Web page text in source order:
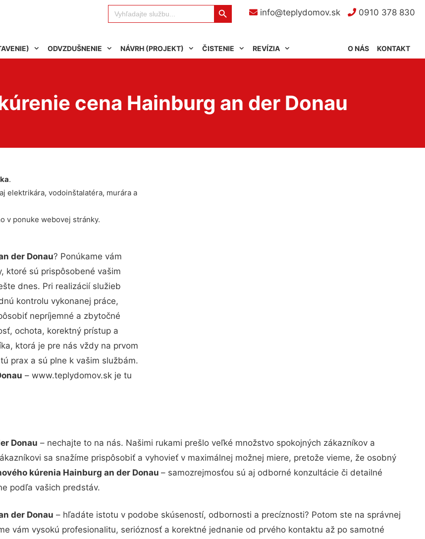
info@teplydomov.sk 0910 378 830
Search
for:
Search Button
ODVZDUŠNENIE NÁVRH (PROJEKT) ČISTENIE REVÍZIA KONTAKT
O NÁS
cena Hainburg an der Donau
.
elektrikára, vodoinštalatéra, murára a
v ponuke webovej stránky.
der Donau? Ponúkame vám
ktoré sú prispôsobené vašim
dnes. Pri realizácií služieb
kontrolu vykonanej práce,
nepríjemné a zbytočné
ochota, korektný prístup a
ktorá je pre nás vždy na prvom
prax a sú plne k vašim službám.
– www.teplydomov.sk je tu
Donau – nechajte to na nás. Našimi rukami prešlo veľké množstvo spokojných zákazníkov a
sa snažíme prispôsobiť a vyhovieť v maximálnej možnej miere, pretože vieme, že osobný
kúrenia Hainburg an der Donau – samozrejmosťou sú aj odborné konzultácie či detailné
podľa vašich predstáv.
der Donau – hľadáte istotu v podobe skúseností, odbornosti a precíznosti? Potom ste na správnej
vám vysokú profesionalitu, serióznosť a korektné jednanie od prvého kontaktu až po samotné